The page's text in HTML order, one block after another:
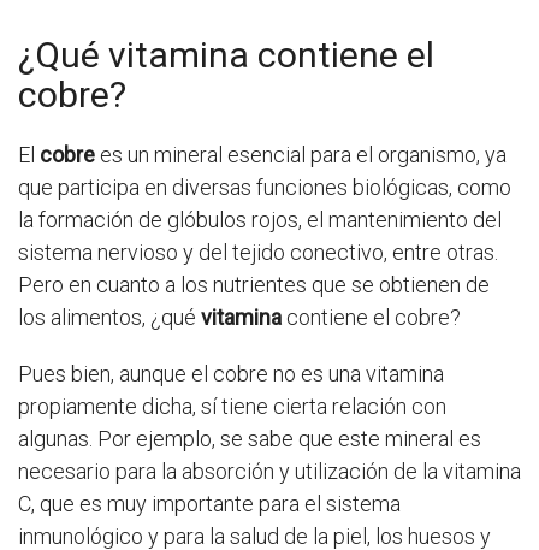
¿Qué vitamina contiene el
cobre?
El cobre es un mineral esencial para el organismo, ya
que participa en diversas funciones biológicas, como
la formación de glóbulos rojos, el mantenimiento del
sistema nervioso y del tejido conectivo, entre otras.
Pero en cuanto a los nutrientes que se obtienen de
los alimentos, ¿qué vitamina contiene el cobre?
Pues bien, aunque el cobre no es una vitamina
propiamente dicha, sí tiene cierta relación con
algunas. Por ejemplo, se sabe que este mineral es
necesario para la absorción y utilización de la vitamina
C, que es muy importante para el sistema
inmunológico y para la salud de la piel, los huesos y